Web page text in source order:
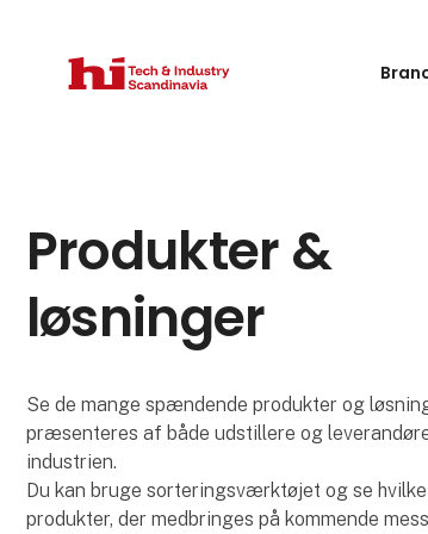
Produkter &
løsninger
Se de mange spændende produkter og
præsenteres af både udstillere og
industrien.
Du kan bruge sorteringsværktøjet og se hvilke
produkter, der medbringes på kommende